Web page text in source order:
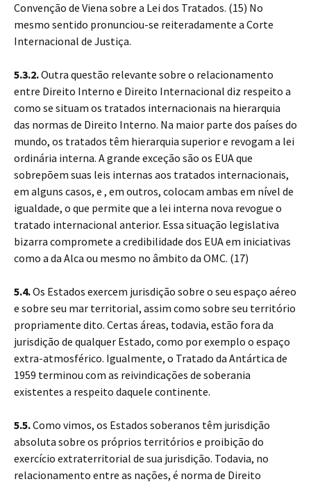
Convenção de Viena sobre a Lei dos Tratados. (15) No
mesmo sentido pronunciou-se reiteradamente a Corte
Internacional de Justiça.
5.3.2.Outra questão relevante sobre o relacionamento
entre Direito Interno e Direito Internacional diz respeito a
como se situam os tratados internacionais na hierarquia
das normas de Direito Interno. Na maior parte dos países do
mundo, os tratados têm hierarquia superior e revogam a lei
ordinária interna. A grande exceção são os EUA que
sobrepõem suas leis internas aos tratados internacionais,
em alguns casos, e , em outros, colocam ambas em nível de
igualdade, o que permite que a lei interna nova revogue o
tratado internacional anterior. Essa situação legislativa
bizarra compromete a credibilidade dos EUA em iniciativas
como a da Alca ou mesmo no âmbito da OMC. (17)
5.4.Os Estados exercem jurisdição sobre o seu espaço aéreo
e sobre seu mar territorial, assim como sobre seu território
propriamente dito. Certas áreas, todavia, estão fora da
jurisdição de qualquer Estado, como por exemplo o espaço
extra-atmosférico. Igualmente, o Tratado da Antártica de
1959 terminou com as reivindicações de soberania
existentes a respeito daquele continente.
5.5.Como vimos, os Estados soberanos têm jurisdição
absoluta sobre os próprios territórios e proibição do
exercício extraterritorial de sua jurisdição. Todavia, no
relacionamento entre as nações, é norma de Direito